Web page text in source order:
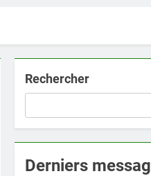
Rechercher
Derniers